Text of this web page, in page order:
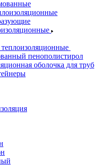
пенополистирол
оболочка для труб